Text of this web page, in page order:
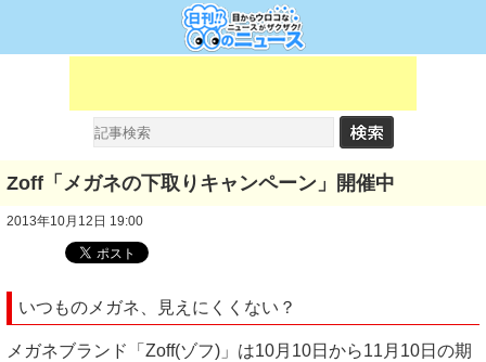
Zoff「メガネの下取りキャンペーン」開催中
2013年10月12日 19:00
いつものメガネ、見えにくくない？
メガネブランド「Zoff(ゾフ)」は10月10日から11月10日の期